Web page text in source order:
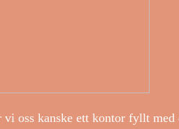
oss kanske ett kontor fyllt med